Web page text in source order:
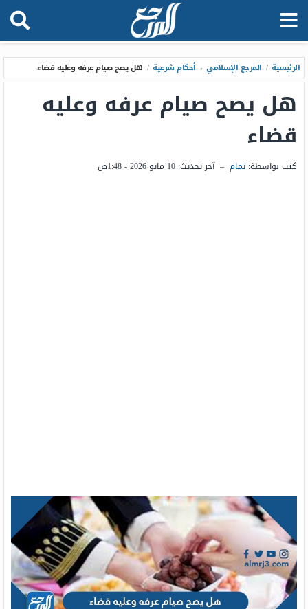
الرئيسية / المرجع الإسلامي ، أحكام شرعية / هل يصح صيام عرفه وعليه قضاء
هل يصح صيام عرفه وعليه
قضاء
كتب بواسطة:تمام – آخر تحديث: 10 مايو 2026 - 1:48ص